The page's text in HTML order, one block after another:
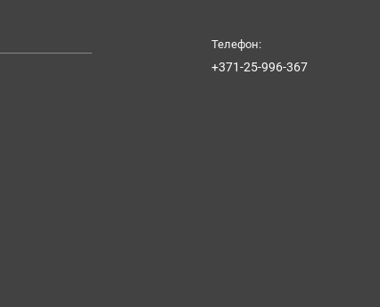
Телефон:
+371-25-996-367